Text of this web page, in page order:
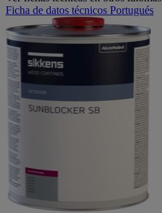
Ficha de datos técnicos Portugués